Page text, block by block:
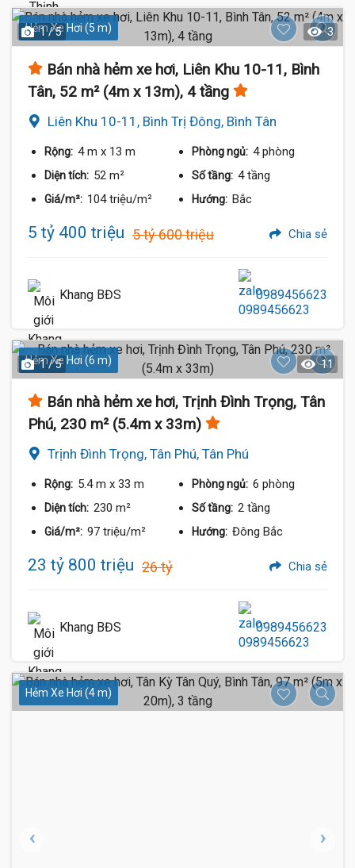
Hẻm Xe Hơi (5 m)
1 / 5 3
Bán nhà hẻm xe hơi, Liên Khu 10-11, Bình
Tân, 52 m² (4m x 13m), 4 tầng
Liên Khu 10-11, Bình Trị Đông, Bình Tân
Rộng: 4 m x 13 m Phòng ngủ: 4 phòng
Diện tích: 52 m² Số tầng: 4 tầng
Giá/m²: 104 triệu/m² Hướng: Bắc
5 tỷ 400 triệu 5 tỷ 600 triệu Chia sẻ
Khang BĐS 0989456623
Hẻm Xe Hơi (6 m)
1 / 5 11
Bán nhà hẻm xe hơi, Trịnh Đình Trọng, Tân
Phú, 230 m² (5.4m x 33m)
Trịnh Đình Trọng, Tân Phú, Tân Phú
Rộng: 5.4 m x 33 m Phòng ngủ: 6 phòng
Diện tích: 230 m² Số tầng: 2 tầng
Giá/m²: 97 triệu/m² Hướng: Đông Bắc
23 tỷ 800 triệu 26 tỷ Chia sẻ
Khang BĐS 0989456623
Hẻm Xe Hơi (4 m)